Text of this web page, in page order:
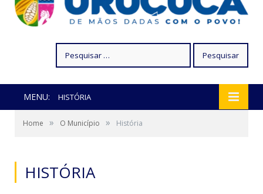
por:
MENU: HISTÓRIA
Home » O Município » História
HISTÓRIA